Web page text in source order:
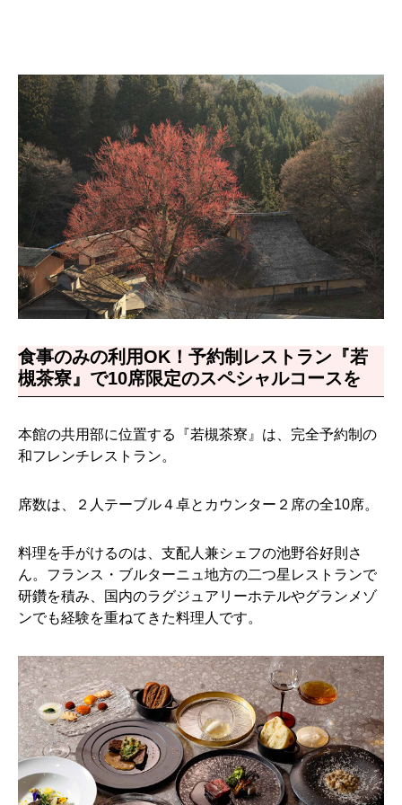
食事のみの利用OK！予約制レストラン『若
槻茶寮』で10席限定のスペシャルコースを
本館の共用部に位置する『若槻茶寮』は、完全予約制の
和フレンチレストラン。
席数は、２人テーブル４卓とカウンター２席の全10席。
料理を手がけるのは、支配人兼シェフの池野谷好則さ
ん。フランス・ブルターニュ地方の二つ星レストランで
研鑽を積み、国内のラグジュアリーホテルやグランメゾ
ンでも経験を重ねてきた料理人です。